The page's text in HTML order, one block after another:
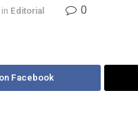
in Editorial 0
Facebook